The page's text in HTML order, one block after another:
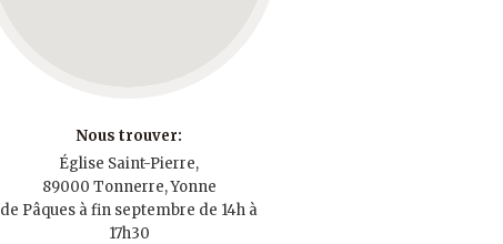
Nous trouver:
Église Saint-Pierre,
89000 Tonnerre, Yonne
de Pâques à fin septembre de 14h à
17h30